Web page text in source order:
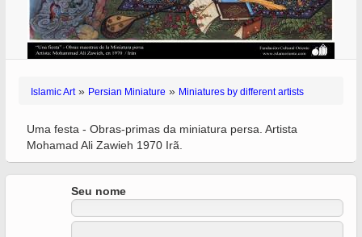
Islamic Art» Persian Miniature » Miniatures by different artists
Uma festa - Obras-primas da miniatura persa. Artista
Mohamad Ali Zawieh 1970 Irã.
Seu nome